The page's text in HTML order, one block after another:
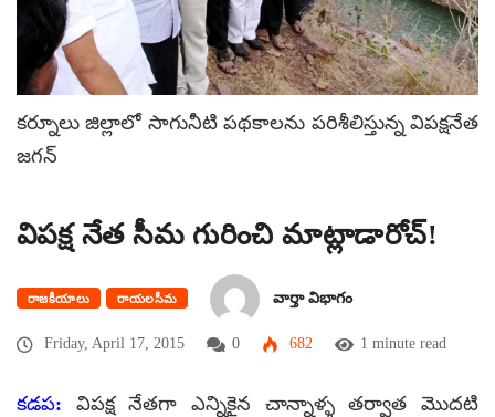
కర్నూలు జిల్లాలో సాగునీటి పథకాలను పరిశీలిస్తున్న విపక్షనేత
జగన్
విపక్ష నేత సీమ గురించి మాట్లాడారోచ్!
రాజకీయాలు రాయలసీమ వార్తా విభాగం
Friday, April 17, 2015 0 682 1 minute read
కడప: విపక్ష నేతగా ఎన్నికైన చాన్నాళ్ళ తర్వాత మొదటి